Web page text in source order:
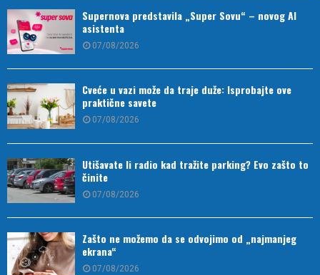
Supernova predstavila „Super Sovu“ – novog AI
asistenta
07/08/2026
Cveće u vazi može da traje duže: Isprobajte ove
praktične savete
07/08/2026
Utišavate li radio kad tražite parking? Evo zašto to
činite
07/08/2026
Zašto ne možemo da se odvojimo od „najmanjeg
ekrana“
07/08/2026